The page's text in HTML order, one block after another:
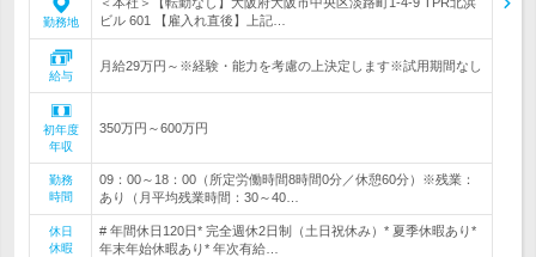
勤務地
ビル 601 【雇入れ直後】上記…
給与
月給29万円～※経験・能力を考慮の上決定します※試用期間なし
初年度
年収
350万円～600万円
勤務
時間
09：00～18：00（所定労働時間8時間0分／休憩60分）※残業：
あり（月平均残業時間：30～40…
休日
休暇
# 年間休日120日* 完全週休2日制（土日祝休み）* 夏季休暇あり*
年末年始休暇あり* 年次有給…